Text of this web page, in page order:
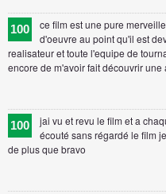
100
ce film est une pure
d'oeuvre au point qu'il est
realisateur et toute l'equipe de
encore de m'avoir fait découvrir une
100
jai vu et revu le film et a
écouté sans régardé le film
de plus que bravo